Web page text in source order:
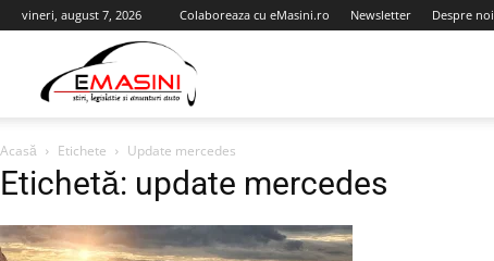
vineri, august 7, 2026 Colaboreaza cu eMasini.ro Newsletter Despre noi
Acasă Etichete Update mercedes
Etichetă: update mercedes